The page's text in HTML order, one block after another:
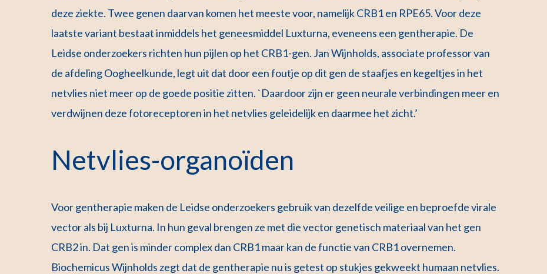
deze ziekte. Twee genen daarvan komen het meeste voor, namelijk CRB1 en RPE65. Voor deze
laatste variant bestaat inmiddels het geneesmiddel Luxturna, eveneens een gentherapie. De
Leidse onderzoekers richten hun pijlen op het CRB1-gen. Jan Wijnholds, associate professor van
de afdeling Oogheelkunde, legt uit dat door een foutje op dit gen de staafjes en kegeltjes in het
netvlies niet meer op de goede positie zitten. `Daardoor zijn er geen neurale verbindingen meer en
verdwijnen deze fotoreceptoren in het netvlies geleidelijk en daarmee het zicht.’
Netvlies-organoïden
Voor gentherapie maken de Leidse onderzoekers gebruik van dezelfde veilige en beproefde virale
vector als bij Luxturna. In hun geval brengen ze met die vector genetisch materiaal van het gen
CRB2 in. Dat gen is minder complex dan CRB1 maar kan de functie van CRB1 overnemen.
Biochemicus Wijnholds zegt dat de gentherapie nu is getest op stukjes gekweekt humaan netvlies.